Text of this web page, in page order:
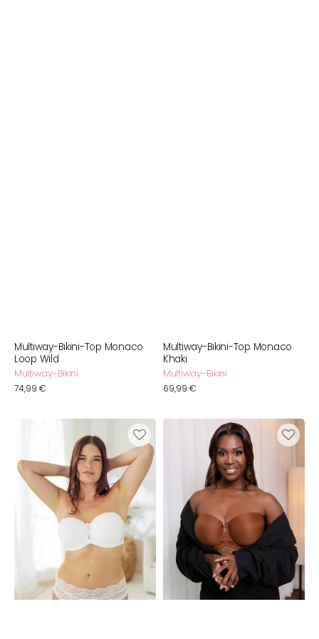
Multiway-Bikini-Top Monaco
Loop Wild
Multiway-Bikini
Normaler
74,99 €
Multiway-Bikini-Top Monaco
Khaki
Multiway-Bikini
Normaler
69,99 €
BH
Conscious